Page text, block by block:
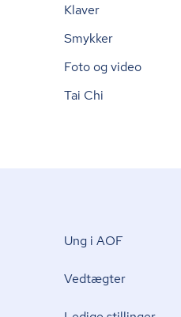
Klaver
Smykker
Foto og video
Tai Chi
Ung i AOF
Vedtægter